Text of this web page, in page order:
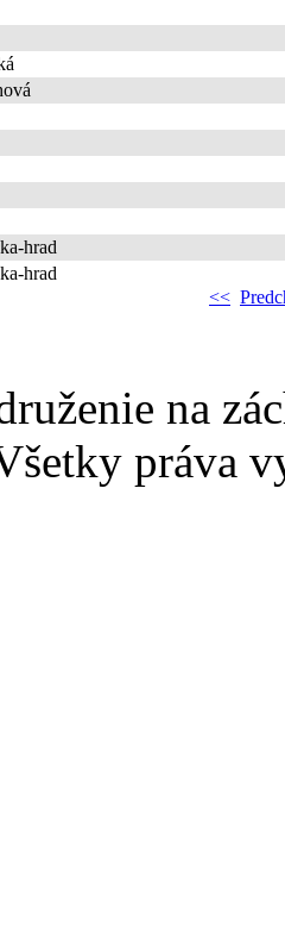
hrad
hrad
<<
na
práva